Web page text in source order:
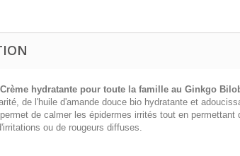
hydratante pour toute la famille au Ginkgo
de l'huile d'amande douce bio hydratante et
de calmer les épidermes irrités tout en
ou de rougeurs diffuses.